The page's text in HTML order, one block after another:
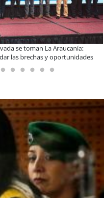
de estudios para postular